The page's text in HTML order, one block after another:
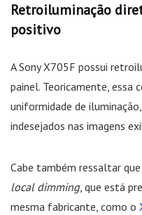
Retroiluminação
positivo
A Sony X705F possui
painel. Teoricamente, essa
uniformidade de
indesejados nas imagens
Cabe também ressaltar
local dimming, que está
mesma fabricante, como o